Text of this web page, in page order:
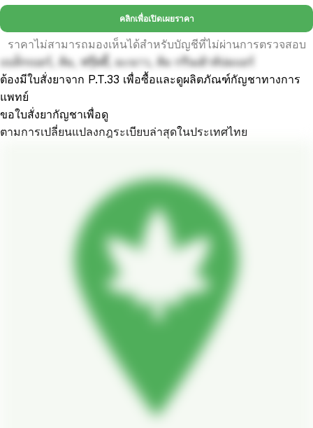
คลิกเพื่อเปิดเผยราคา
ราคาไม่สามารถมองเห็นได้สำหรับบัญชีที่ไม่ผ่านการตรวจสอบ
แบล็กเบอร์, ส้ม, ฟรุ๊ตตี้, มะนาว, ส้ม กรีนเฮ้าส์บ่มแอร์
ต้องมีใบสั่งยาจาก P.T.33 เพื่อซื้อและดูผลิตภัณฑ์กัญชาทางการ
แพทย์
ขอใบสั่งยากัญชาเพื่อดู
ตามการเปลี่ยนแปลงกฎระเบียบล่าสุดในประเทศไทย